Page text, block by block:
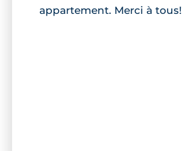
appartement. Merci à tous!